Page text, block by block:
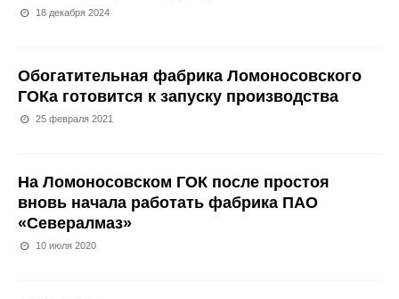
18 декабря 2024
Обогатительная фабрика Ломоносовского
ГОКа готовится к запуску производства
25 февраля 2021
На Ломоносовском ГОК после простоя
вновь начала работать фабрика ПАО
«Севералмаз»
10 июля 2020